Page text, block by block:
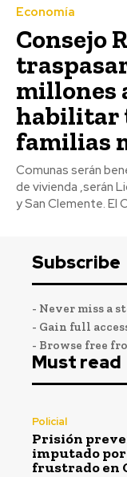
Economía
Consejo
millones
habilitar
familias
Comunas serán beneficiadas con terrenos para proyectos
de vivienda ,serán
y
Subscribe
- Never miss a
- Gain full
- Browse free
Must read
Policial
Prisión
imputado
frustrado en